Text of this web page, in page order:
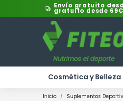
Envío gratuito
gratuito desde
Cosmética y Belleza
Inicio Suplementos